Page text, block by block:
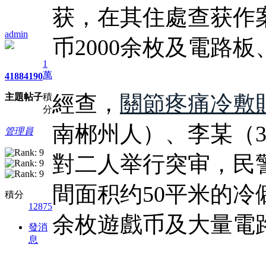
admin
4188
主題
4190
帖子
1
萬
積
分
管理員
積分
12875
發消
息
获，在其住處查获作
币2000余枚及電路板
經查， 關節疼痛冷敷
南郴州人）、李某（
對二人举行突审，民
間面积约50平米的
余枚遊戲币及大量電